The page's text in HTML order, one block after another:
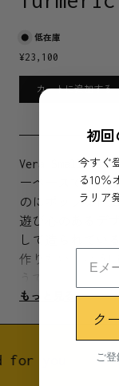
低在庫
¥23,100
カートに追加する
Vera Small Vase
ーベースです。
のにポップな色
遊び心のあるデ
して造られてい
作りたいという
Lightlyの基礎と
す。生活を良く
ドコンセプトで
もっと見る
for you
初回
今すぐ
る10％
ラリア
ク
ご